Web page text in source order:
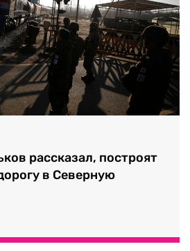
рассказал, построят
в Северную